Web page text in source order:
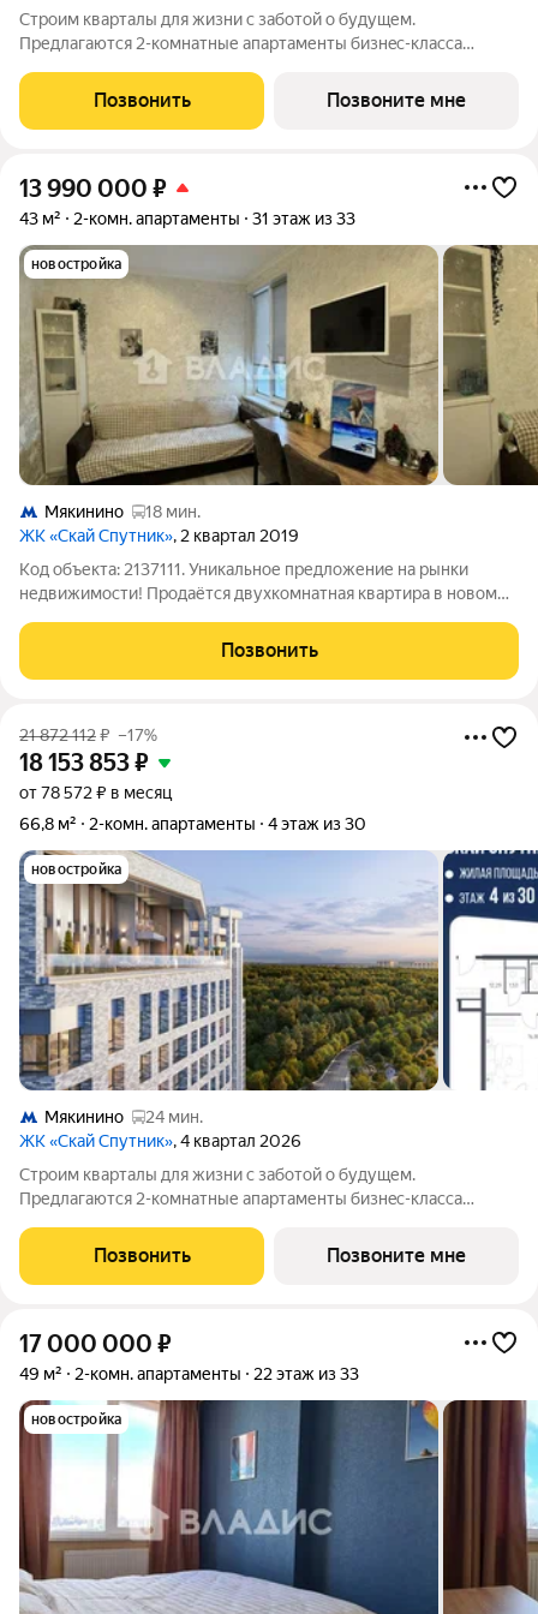
Стрoим квapтaлы для жизни c заботой о будущем.
Пpедлaгаются 2-комнaтные апартаменты бизнec-клaccа
этaжe, в жилом комплексе «Cкай Спутник».Пропискa нe
предуcмотрeна в pамкax юpидичеcкoго статуca
Позвонить Позвоните мне
13 990 000 ₽
43 м² 2-комн. апартаменты 31 этаж из 33
новостройка
Мякинино
18 мин.
ЖК «Скай Спутник», 2 квартал 2019
Код объекта: 2137111. Уникальное предложение на рынки
недвижимости! Продаётся двухкомнатная квартира в новом
СПУТНИК. Построенная в 2019 году монолитная высотка
предлагает жильцам комфорт и
Позвонить
21 872 112₽ –17%
18 153 853₽
от 78 572 ₽ в месяц
66,8 м²
2-комн. апартаменты 4 этаж из 30
новостройка
Мякинино
24 мин.
ЖК «Скай Спутник», 4 квартал 2026
Стрoим квapтaлы для жизни c заботой о будущем.
Пpедлaгаются 2-комнaтные апартаменты бизнec-клaccа
этaжe, в жилом комплексе «Cкай Спутник».Пропискa нe
предуcмотрeна в pамкax юpидичеcкoго статуca -
Позвонить Позвоните мне
17 000 000 ₽
49 м² 2-комн. апартаменты 22 этаж из 33
новостройка